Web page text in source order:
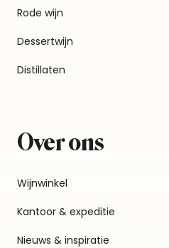
Rode wijn
Dessertwijn
Distillaten
Over ons
Wijnwinkel
Kantoor & expeditie
Nieuws & inspiratie